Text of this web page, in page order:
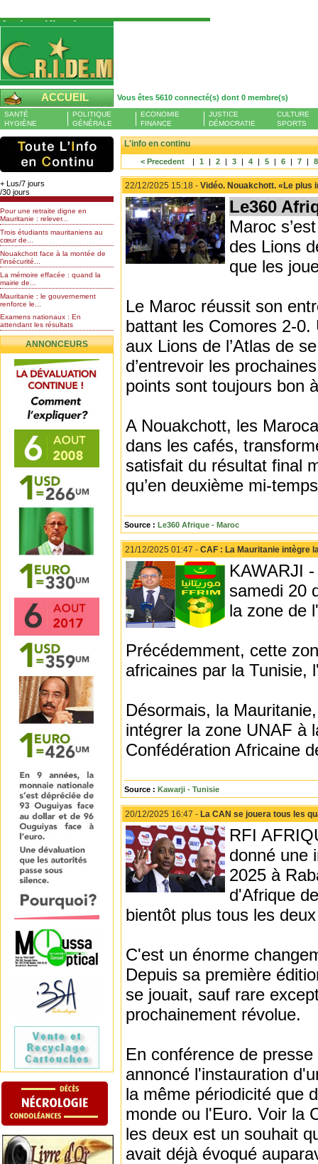
Authentification
Pour S'authentifier veuillez fournir votre
Pseudo et Mot de passer et cliquez sur : Se
connecter
Pseudo
Mot de passe
ACCUEIL Vous êtes 5610 connecté(s) dont 0 membre(s)
Liste des membres en ligne (0)
SANTÉ
HYGIÈNE
POLITIQUE
GÉNÉRALE
ECONOMIE
FINANCE
JUSTICE
DÉMOCRATIE
CULTURE
SPORTS
+ Lus/7 jours
/30 jours
Pour une retraite digne en
Mauritanie : relever...
Trois étudiants mauritaniens au
cœur de...
Nouakchott face à la montée de
l’insécurité...
La mémoire effacée : quand la
mairie de...
Mauritanie : le gouvernement
renforce le...
Examens nationaux : En
attendant les résultats
Nomination de l’Honorable Diye
Ba au poste de...
Mauritanie : les résultats du
baccalauréat 2026...
Mauritanie : Les 10 premiers au
BEPC 2026
Un syndicat de l’enseignement
rejette la...
ANNONCEURS
L'info en continu
< Precedent | 1 | 2 | 3 | 4 | 5 | 6 | 7 | 8
22/12/2025 15:18 - Vidéo. Nouakchott. «Le plus
Le360
Maroc
des Lions
que les
Le Maroc réussit son
battant les Comores 2-
aux Lions de l’Atlas de
d’entrevoir les
points sont toujours bon
A Nouakchott, les
dans les cafés,
satisfait du résultat final
qu’en deuxième mi-
Source : Le360 Afrique - Maroc
21/12/2025 01:47 - CAF : La Mauritanie intègre
KAWARJI
samedi 20
la zone de
Précédemment, cette
africaines par la Tunisie,
Désormais, la
intégrer la zone UNAF à
Confédération Africaine
Source : Kawarji - Tunisie
20/12/2025 16:47 - La CAN se jouera tous les
RFI
donné une
2025 à
d'Afrique
bientôt plus tous les
C'est un énorme
Depuis sa première
se jouait, sauf rare
prochainement révolue.
En conférence de
annoncé l'instauration
la même périodicité que
monde ou l'Euro. Voir la
les deux est un souhait
avait déjà évoqué